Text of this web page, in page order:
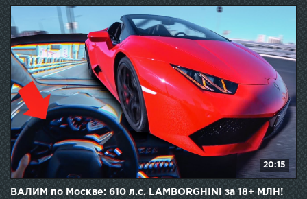
20:15
ВАЛИМ по Москве: 610 л.с. LAMBORGHINI за 18+ МЛН!